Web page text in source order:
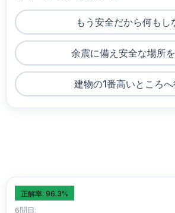
もう安全だから何もし
余震に備え安全な場所
建物の1番高いところへ
正解率: 96.3%
6問目: